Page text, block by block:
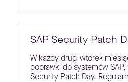
SAP Security Patch
W każdy drugi wtorek
poprawki do systemów
Security Patch Day.